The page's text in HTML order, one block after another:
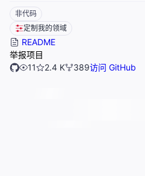
非代码
定制我的领域
README
举报项目
11
2.4 K 389访问 GitHub